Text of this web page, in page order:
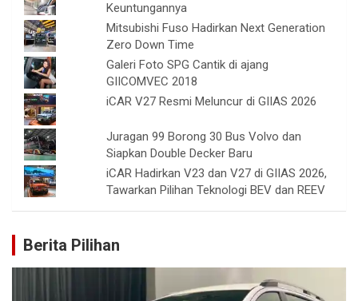
Keuntungannya
Mitsubishi Fuso Hadirkan Next Generation
Zero Down Time
Galeri Foto SPG Cantik di ajang
GIICOMVEC 2018
iCAR V27 Resmi Meluncur di GIIAS 2026
Juragan 99 Borong 30 Bus Volvo dan
Siapkan Double Decker Baru
iCAR Hadirkan V23 dan V27 di GIIAS 2026,
Tawarkan Pilihan Teknologi BEV dan REEV
Berita Pilihan